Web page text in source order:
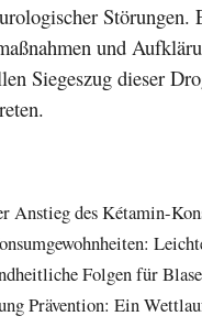
Störungen.
und
Siegeszug dieser
Anstieg des Kétamin-
Folgen für
Prävention: Ein